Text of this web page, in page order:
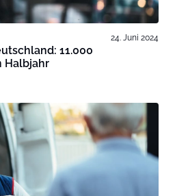
24. Juni 2024
11.000
Halbjahr